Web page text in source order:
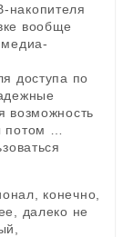
накопителя
вообще
медиа-
доступа по
возможность
потом …
конечно,
далеко не